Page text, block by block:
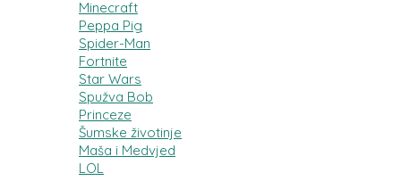
Minecraft
Peppa Pig
Spider-Man
Fortnite
Star Wars
Spužva Bob
Princeze
Šumske životinje
Maša i Medvjed
LOL